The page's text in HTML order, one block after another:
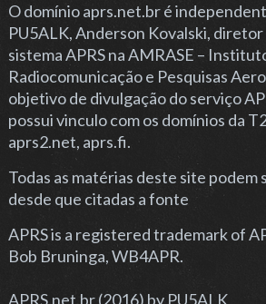
O domínioaprs.net.bré
PU5ALK, Anderson Kovalski,
sistema APRS naAMRASE –
Radiocomunicação e Pesquisas
objetivo de divulgação do serviço
possui vinculo com os domínios da
aprs2.net, aprs.fi.
Todas as matérias deste site podem
desde que citadas a fonte
APRS is a registered trademark of
Bob Bruninga, WB4APR.
APRS.net.br (2016) by PU5ALK